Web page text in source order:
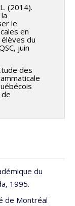
(2014).
le
en
du
juin
des
du
1995.
de Montréal